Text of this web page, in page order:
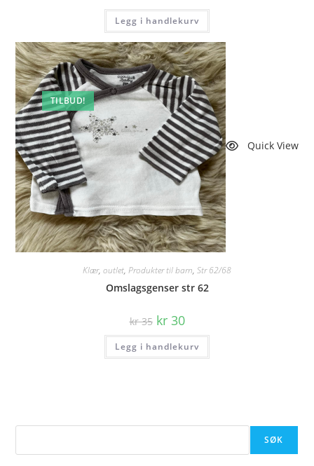
var:
kr 55.
er:
kr 46.
Legg i handlekurv
TILBUD!
Quick View
Klær, outlet, Produkter til barn, Str 62/68
Omslagsgenser str 62
kr35 Opprinnelig
pris
var:
kr 35.
kr30Nåværende
pris
er:
kr 30.
Legg i handlekurv
SØK